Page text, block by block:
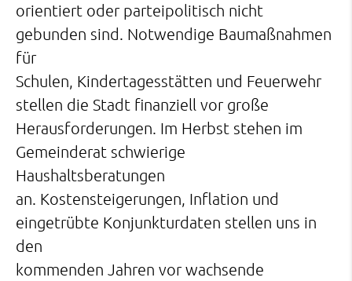
orientiert oder parteipolitisch nicht
gebunden sind. Notwendige Baumaßnahmen
für
Schulen, Kindertagesstätten und Feuerwehr
stellen die Stadt finanziell vor große
Herausforderungen. Im Herbst stehen im
Gemeinderat schwierige
Haushaltsberatungen
an. Kostensteigerungen, Inflation und
eingetrübte Konjunkturdaten stellen uns in
den
kommenden Jahren vor wachsende